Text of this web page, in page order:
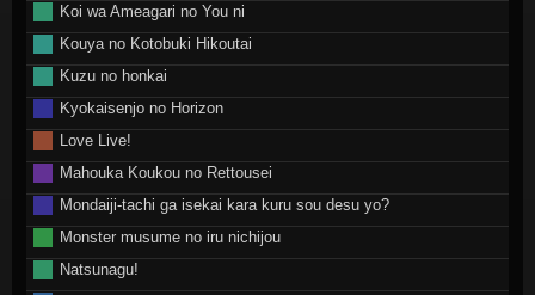
Koi wa Ameagari no You ni
Kouya no Kotobuki Hikoutai
Kuzu no honkai
Kyokaisenjo no Horizon
Love Live!
Mahouka Koukou no Rettousei
Mondaiji-tachi ga isekai kara kuru sou desu yo?
Monster musume no iru nichijou
Natsunagu!